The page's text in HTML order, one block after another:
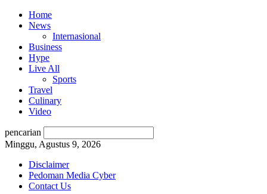
Home
News
Internasional
Business
Hype
Live All
Sports
Travel
Culinary
Video
pencarian
Minggu, Agustus 9, 2026
Disclaimer
Pedoman Media Cyber
Contact Us